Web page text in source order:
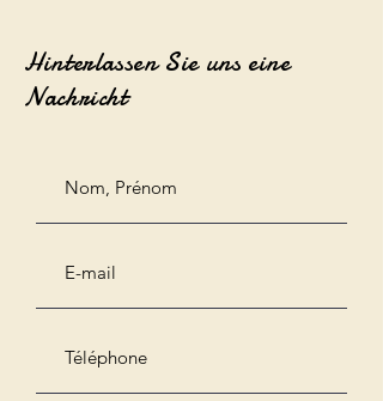
Hinterlassen Sie uns eine
Nachricht